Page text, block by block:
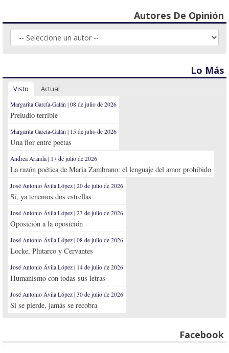
Autores De Opinión
Lo Más
Visto Actual
Margarita García-Galán | 08 de julio de 2026
Preludio terrible
Margarita García-Galán | 15 de julio de 2026
Una flor entre poetas
Andrea Aranda | 17 de julio de 2026
La razón poética de María Zambrano: el lenguaje del amor prohibido
José Antonio Ávila López | 20 de julio de 2026
Sí, ya tenemos dos estrellas
José Antonio Ávila López | 23 de julio de 2026
Oposición a la oposición
José Antonio Ávila López | 08 de julio de 2026
Locke, Plutarco y Cervantes
José Antonio Ávila López | 14 de julio de 2026
Humanismo con todas sus letras
José Antonio Ávila López | 30 de julio de 2026
Si se pierde, jamás se recobra
Facebook